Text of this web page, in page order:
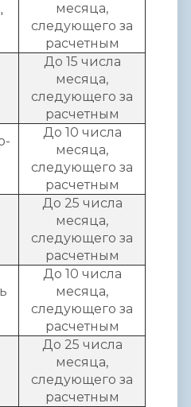
месяца,
следующего за
расчетным
До 15 числа
месяца,
следующего за
расчетным
До 10 числа
месяца,
следующего за
расчетным
До 25 числа
месяца,
следующего за
расчетным
До 10 числа
месяца,
следующего за
расчетным
До 25 числа
месяца,
следующего за
расчетным